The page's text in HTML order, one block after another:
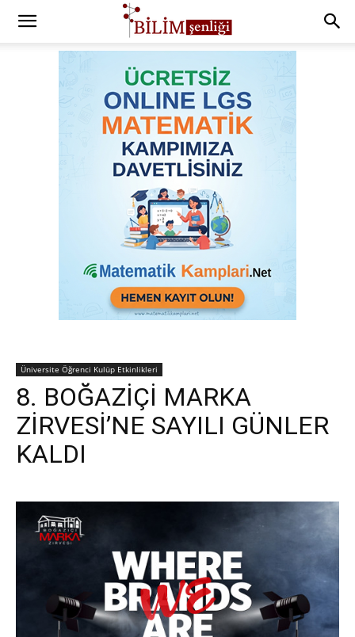
Üniversite Öğrenci Kulüp Etkinlikleri
8. BOĞAZİÇİ MARKA
ZİRVESİ’NE SAYILI GÜNLER
KALDI